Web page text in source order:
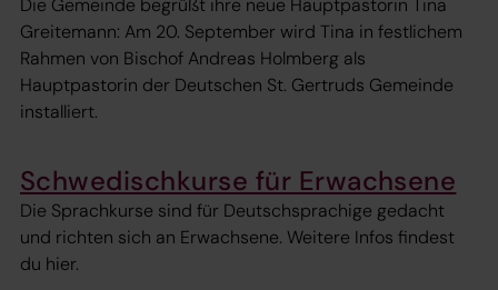
Die Gemeinde begrüßt ihre neue Hauptpastorin Tina
Greitemann: Am 20. September wird Tina in festlichem
Rahmen von Bischof Andreas Holmberg als
Hauptpastorin der Deutschen St. Gertruds Gemeinde
installiert.
Schwedischkurse für Erwachsene
Die Sprachkurse sind für Deutschsprachige gedacht
und richten sich an Erwachsene. Weitere Infos findest
du hier.